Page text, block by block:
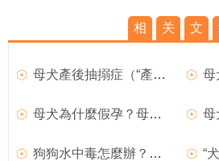
相 关 文
母犬產後抽搦症（“產後癫痫”）如何治療？
母犬為什麼假孕？母犬假孕如何預防？
狗狗水中毒怎麼辦？如何治療？